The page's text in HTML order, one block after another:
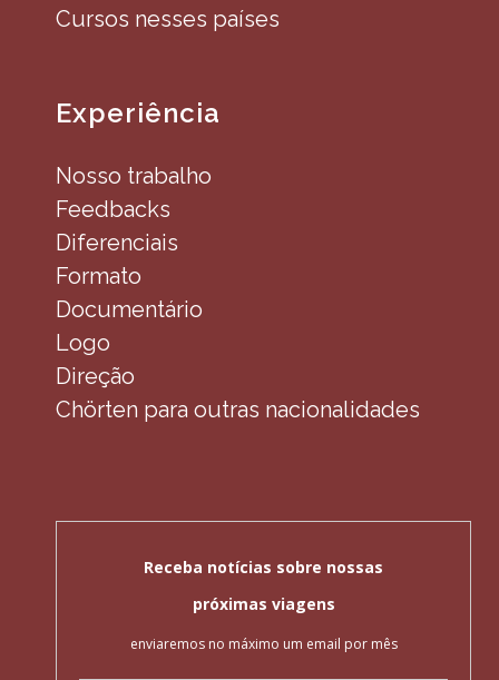
Cursos nesses países
Experiência
Nosso trabalho
Feedbacks
Diferenciais
Formato
Documentário
Logo
Direção
Chörten para outras nacionalidades